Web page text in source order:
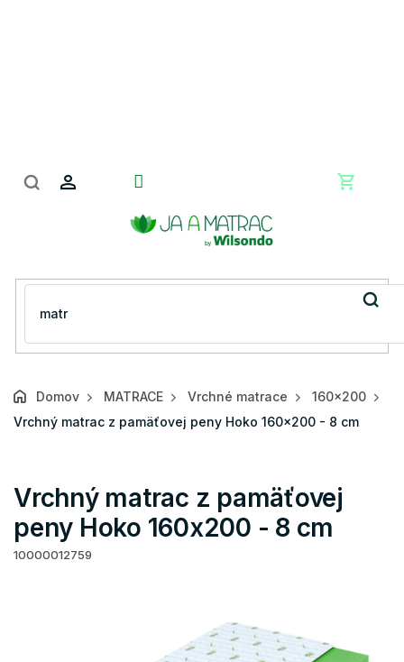
Domov MATRACE Vrchné matrace
160x200
Vrchný matrac z pamäťovej peny Hoko 160x200 - 8 cm
Vrchný matrac z pamäťovej
peny Hoko 160x200 - 8 cm
10000012759